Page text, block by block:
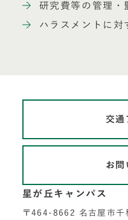
研究費等の管理・
ハラスメントに対
交通
お問
星が丘キャンパス
〒464-8662 名古屋市千